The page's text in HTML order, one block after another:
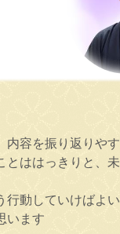
容を振り返りや
ははっきりと、
動していけばよい
います